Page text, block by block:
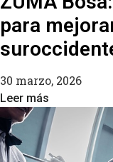
para
30 marzo, 2026
Leer más